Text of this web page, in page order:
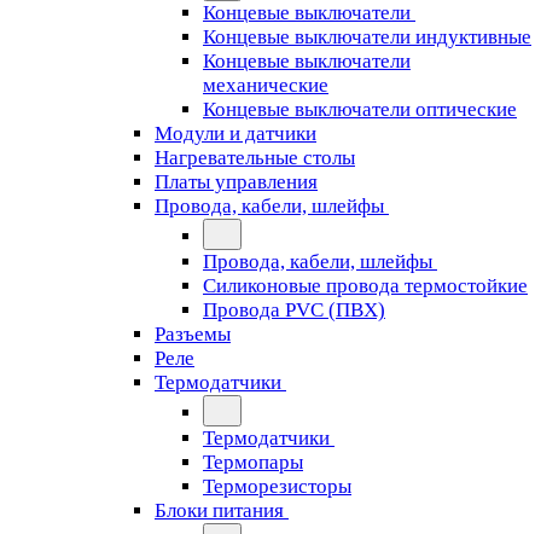
Концевые выключатели
Концевые выключатели индуктивные
Концевые выключатели
механические
Концевые выключатели оптические
Модули и датчики
Нагревательные столы
Платы управления
Провода, кабели, шлейфы
Провода, кабели, шлейфы
Силиконовые провода термостойкие
Провода PVC (ПВХ)
Разъемы
Реле
Термодатчики
Термодатчики
Термопары
Терморезисторы
Блоки питания